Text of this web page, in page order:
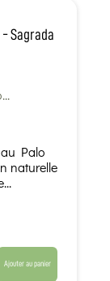
- Sagrada
Palo
naturelle
Ajouter au panier